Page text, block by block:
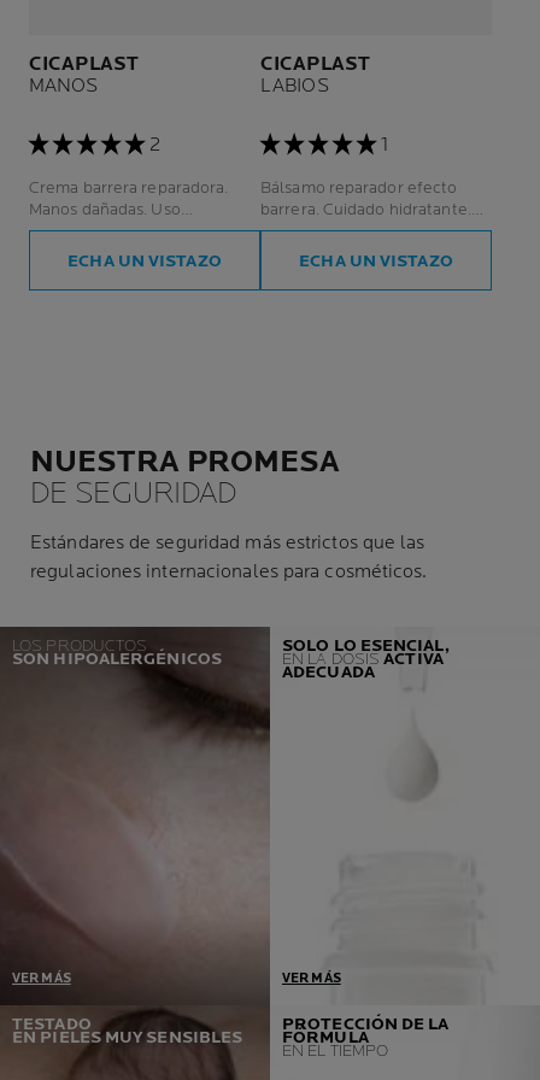
CICAPLAST
MANOS
2
Crema barrera reparadora.
Manos dañadas. Uso
doméstico y profesional.
ECHA UN VISTAZO
CICAPLAST
LABIOS
1
Bálsamo reparador efecto
barrera. Cuidado hidratante.
Labios/zonas irritadas.
ECHA UN VISTAZO
NUESTRA PROMESA
DE SEGURIDAD
Estándares de seguridad más estrictos que las
regulaciones internacionales para cosméticos.
LOS PRODUCTOS
SON HIPOALERGÉNICOS
VER MÁS
Un prerrequisito = cero
reacciones alérgicas.
Si detectamos un solo caso,
SOLO LO ESENCIAL,
EN LA DOSISACTIVA
ADECUADA
VER MÁS
Desarrollados en
colaboración con
dermatólogos y toxicólogos,
TESTADO
EN PIELES MUY SENSIBLES
PROTECCIÓN DE LA
FÓRMULA
EN EL TIEMPO